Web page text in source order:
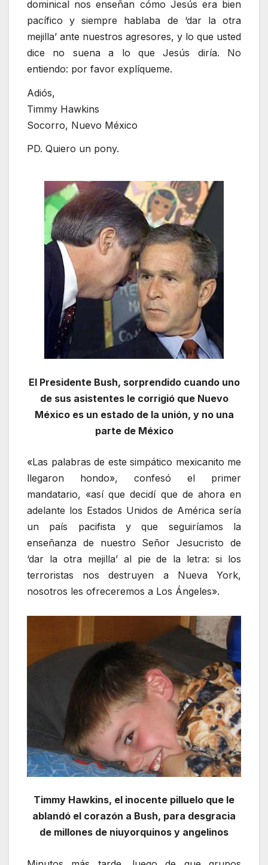
dominical nos enseñan cómo Jesús era bien
pacífico y siempre hablaba de ‘dar la otra
mejilla’ ante nuestros agresores, y lo que usted
dice no suena a lo que Jesús diría. No
entiendo: por favor explíqueme.
Adiós,
Timmy Hawkins
Socorro, Nuevo México
PD. Quiero un pony.
El Presidente Bush, sorprendido cuando uno
de sus asistentes le corrigió que Nuevo
México es un estado de la unión, y no una
parte de México
«Las palabras de este simpático mexicanito me
llegaron hondo», confesó el primer
mandatario, «así que decidí que de ahora en
adelante los Estados Unidos de América sería
un país pacifista y que seguiríamos la
enseñanza de nuestro Señor Jesucristo de
‘dar la otra mejilla’ al pie de la letra: si los
terroristas nos destruyen a Nueva York,
nosotros les ofreceremos a Los Ángeles».
Timmy Hawkins, el inocente pilluelo que le
ablandó el corazón a Bush, para desgracia
de millones de niuyorquinos y angelinos